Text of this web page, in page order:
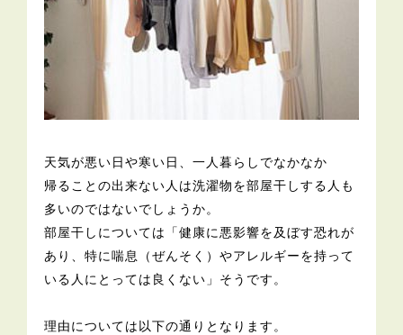
天気が悪い日や寒い日、一人暮らしでなかなか
帰ることの出来ない人は洗濯物を部屋干しする人も
多いのではないでしょうか。
部屋干しについては「健康に悪影響を及ぼす恐れが
あり、特に喘息（ぜんそく）やアレルギーを持って
いる人にとっては良くない」そうです。
理由については以下の通りとなります。